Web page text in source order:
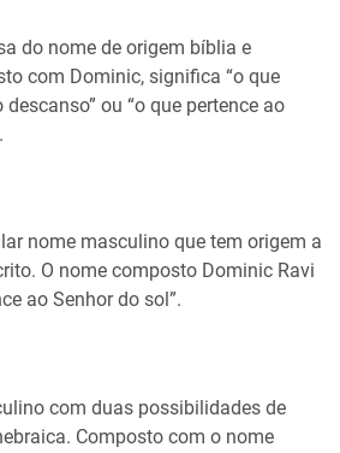
do nome de origem bíblia e
com Dominic, significa “o que
ou “o que pertence ao
nome masculino que tem origem a
O nome composto Dominic Ravi
ao Senhor do sol”.
com duas possibilidades de
Composto com o nome